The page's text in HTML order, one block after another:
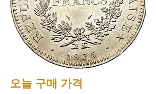
오늘 구매 가격